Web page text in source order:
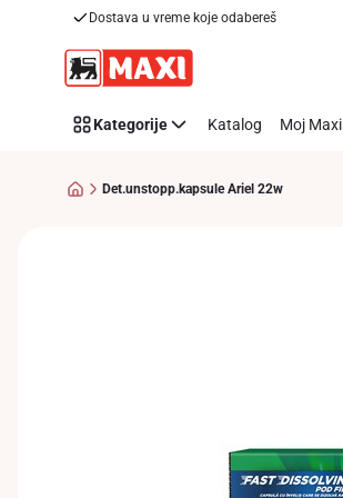
Dostava u vreme koje odabereš
Kategorije Katalog Moj Maxi
Det.unstopp.kapsule Ariel 22w